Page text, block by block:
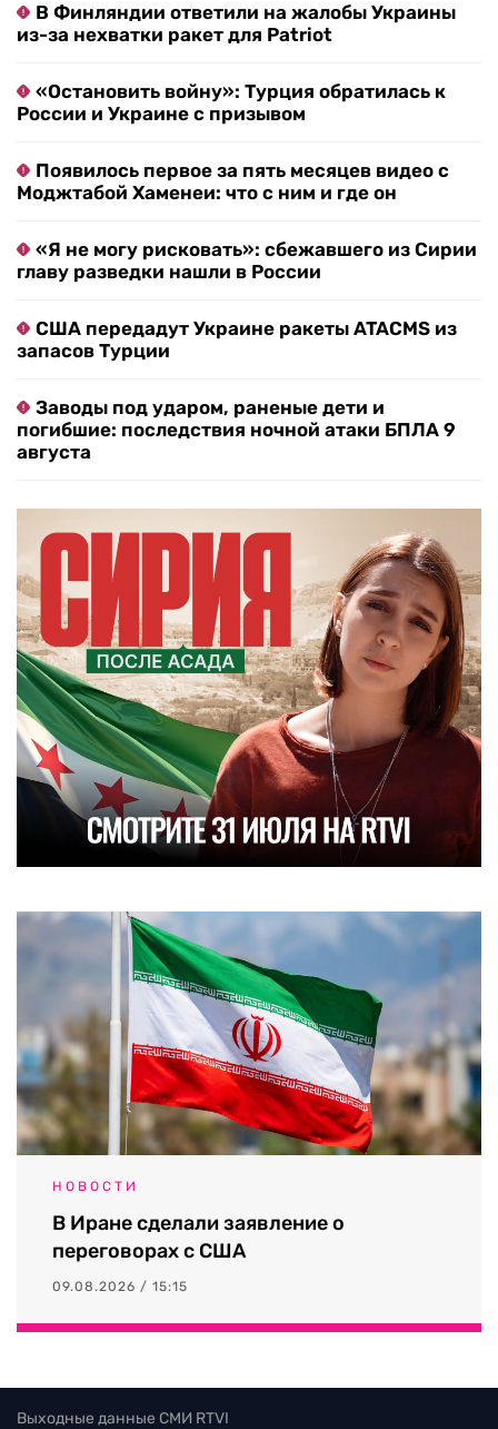
В Финляндии ответили на жалобы Украины
из-за нехватки ракет для Patriot
«Остановить войну»: Турция обратилась к
России и Украине с призывом
Появилось первое за пять месяцев видео с
Моджтабой Хаменеи: что с ним и где он
«Я не могу рисковать»: сбежавшего из Сирии
главу разведки нашли в России
США передадут Украине ракеты ATACMS из
запасов Турции
Заводы под ударом, раненые дети и
погибшие: последствия ночной атаки БПЛА 9
августа
НОВОСТИ
В Иране сделали заявление о
переговорах с США
09.08.2026 / 15:15
Выходные данные СМИ RTVI